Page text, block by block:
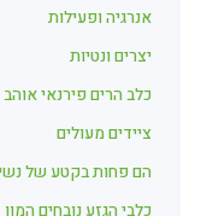
אנרגיה ופעילות
יצרים ונטיות
כלב הרים פירנאי
ציידים מעולים
הם פחות בקטע של
כלבי הגזע נובחים המון